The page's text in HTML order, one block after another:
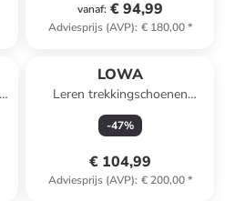
vanaf: € 94,99
Adviesprijs (AVP): € 180,00*
LOWA
Leren trekkingschoenen
"Renegade GTX" bruin
-47%
€ 104,99
Adviesprijs (AVP): € 200,00*